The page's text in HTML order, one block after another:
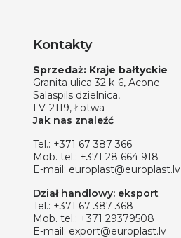
Kontakty
Sprzedaż: Kraje bałtyckie
Granita ulica 32 k-6, Acone
Salaspils dzielnica,
LV-2119, Łotwa
Jak nas znaleźć
Tel.: +371 67 387 366
Mob. tel.: +371 28 664 918
E-mail: europlast@europlast.lv
Dział handlowy: eksport
Tel.: +371 67 387 368
Mob. tel.: +371 29379508
E-mail: export@europlast.lv